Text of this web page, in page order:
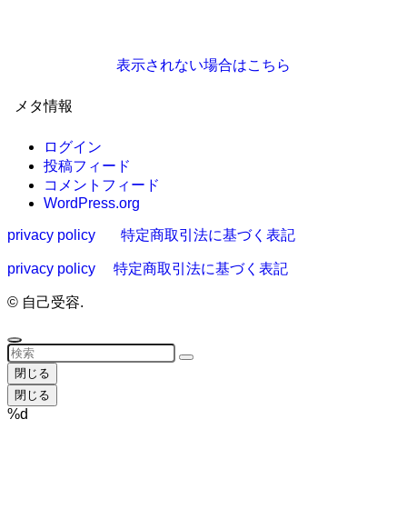
表示されない場合はこちら
メタ情報
ログイン
投稿フィード
コメントフィード
WordPress.org
privacy policy 特定商取引法に基づく表記
privacy policy 特定商取引法に基づく表記
© 自己受容.
閉じる
閉じる
%d